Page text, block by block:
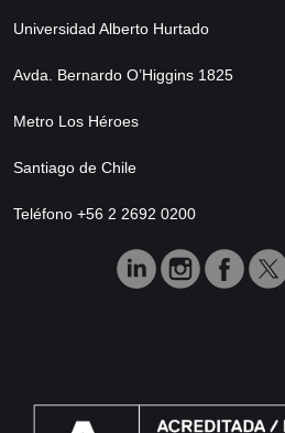
Universidad Alberto Hurtado
Avda. Bernardo O’Higgins 1825
Metro Los Héroes
Santiago de Chile
Teléfono +56 2 2692 0200